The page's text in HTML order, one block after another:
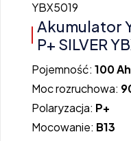
Akumulator
P+ SILVER
Pojemność: 100 Ah
Moc rozruchowa:
Polaryzacja: P+
Mocowanie: B13